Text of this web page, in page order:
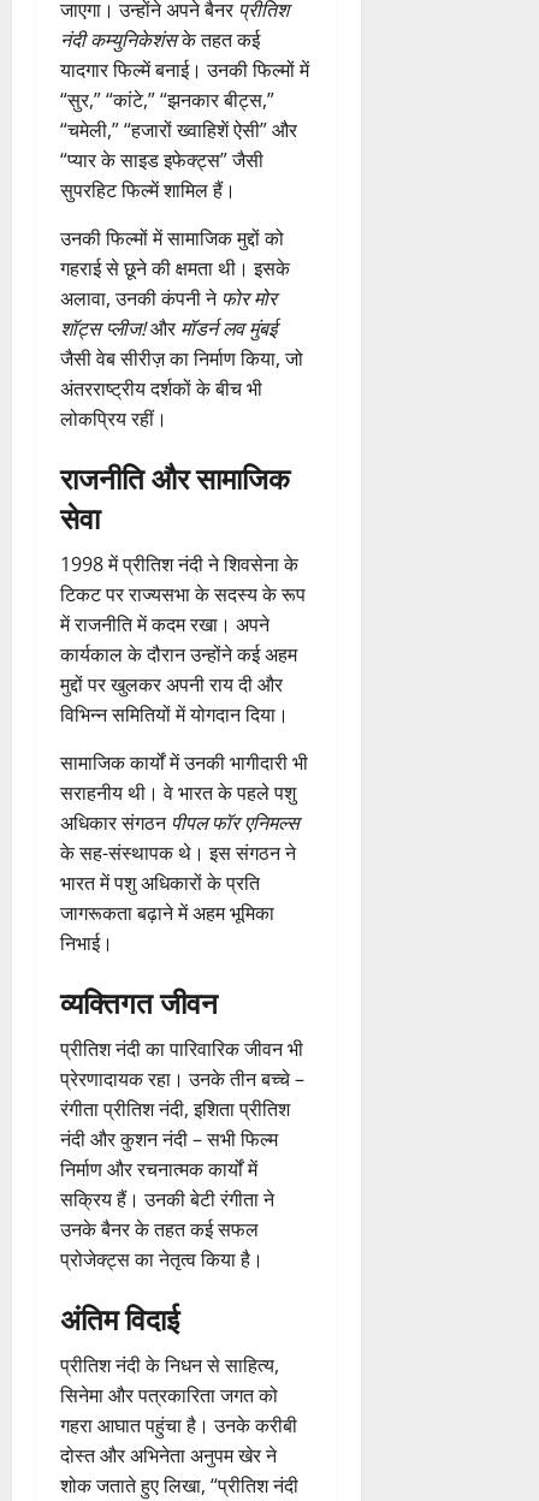
जाएगा। उन्होंने अपने बैनर प्रीतिश
नंदी कम्युनिकेशंसके तहत कई
यादगार फिल्में बनाई। उनकी फिल्मों में
“सुर,” “कांटे,” “झनकार बीट्स,”
“चमेली,” “हजारों ख्वाहिशें ऐसी” और
“प्यार के साइड इफेक्ट्स” जैसी
सुपरहिट फिल्में शामिल हैं।
उनकी फिल्मों में सामाजिक मुद्दों को
गहराई से छूने की क्षमता थी। इसके
अलावा, उनकी कंपनी ने फोर मोर
शॉट्स प्लीज!और मॉडर्न लव मुंबई
जैसी वेब सीरीज़ का निर्माण किया, जो
अंतरराष्ट्रीय दर्शकों के बीच भी
लोकप्रिय रहीं।
राजनीति और सामाजिक
सेवा
1998 में प्रीतिश नंदी ने शिवसेना के
टिकट पर राज्यसभा के सदस्य के रूप
में राजनीति में कदम रखा। अपने
कार्यकाल के दौरान उन्होंने कई अहम
मुद्दों पर खुलकर अपनी राय दी और
विभिन्न समितियों में योगदान दिया।
सामाजिक कार्यों में उनकी भागीदारी भी
सराहनीय थी। वे भारत के पहले पशु
अधिकार संगठन पीपल फॉर एनिमल्स
के सह-संस्थापक थे। इस संगठन ने
भारत में पशु अधिकारों के प्रति
जागरूकता बढ़ाने में अहम भूमिका
निभाई।
व्यक्तिगत जीवन
प्रीतिश नंदी का पारिवारिक जीवन भी
प्रेरणादायक रहा। उनके तीन बच्चे –
रंगीता प्रीतिश नंदी, इशिता प्रीतिश
नंदी और कुशन नंदी – सभी फिल्म
निर्माण और रचनात्मक कार्यों में
सक्रिय हैं। उनकी बेटी रंगीता ने
उनके बैनर के तहत कई सफल
प्रोजेक्ट्स का नेतृत्व किया है।
अंतिम विदाई
प्रीतिश नंदी के निधन से साहित्य,
सिनेमा और पत्रकारिता जगत को
गहरा आघात पहुंचा है। उनके करीबी
दोस्त और अभिनेता अनुपम खेर ने
शोक जताते हुए लिखा, “प्रीतिश नंदी